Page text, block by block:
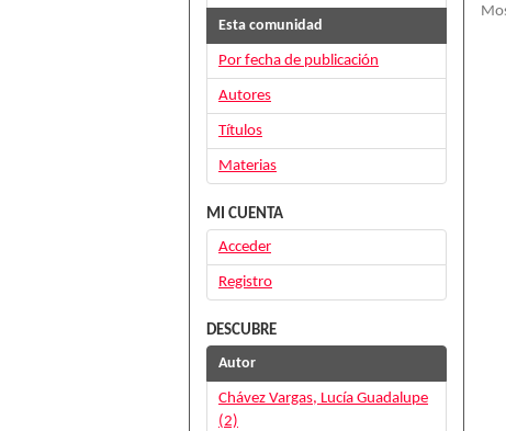
Esta comunidad
Por fecha de publicación
Autores
Títulos
Materias
MI CUENTA
Acceder
Registro
DESCUBRE
Autor
Chávez Vargas, Lucía Guadalupe
(2)